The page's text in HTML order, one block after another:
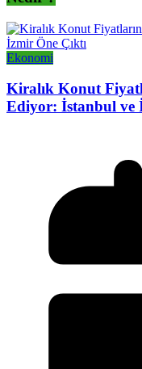
Ekonomi
Kiralık Konut
Ediyor: İstanbul ve